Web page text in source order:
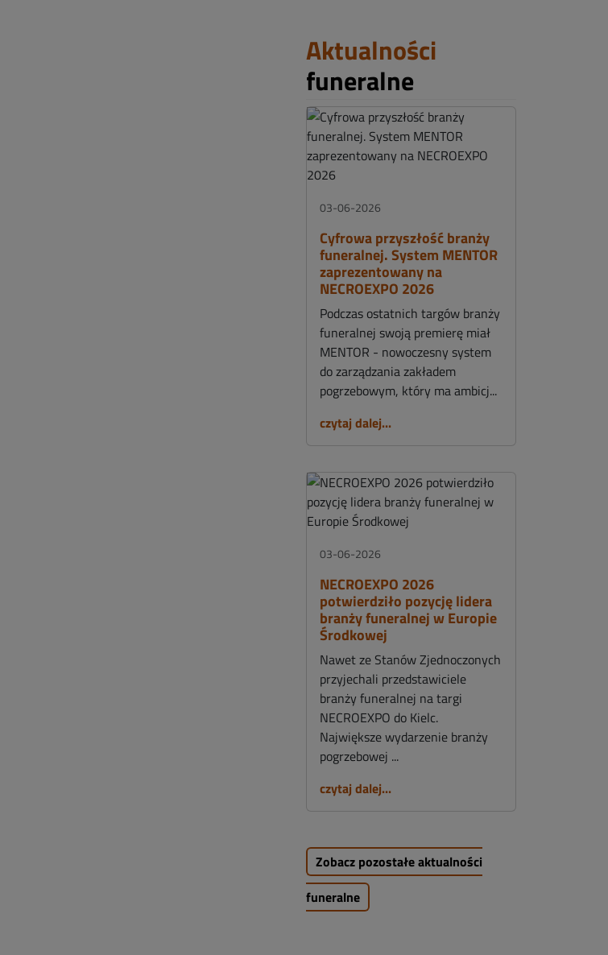
Aktualności
funeralne
03-06-2026
Cyfrowa przyszłość branży
funeralnej. System MENTOR
zaprezentowany na
NECROEXPO 2026
Podczas ostatnich targów branży
funeralnej swoją premierę miał
MENTOR - nowoczesny system
do zarządzania zakładem
pogrzebowym, który ma ambicj...
czytaj dalej...
03-06-2026
NECROEXPO 2026
potwierdziło pozycję lidera
branży funeralnej w Europie
Środkowej
Nawet ze Stanów Zjednoczonych
przyjechali przedstawiciele
branży funeralnej na targi
NECROEXPO do Kielc.
Największe wydarzenie branży
pogrzebowej ...
czytaj dalej...
Zobacz pozostałe aktualności
funeralne